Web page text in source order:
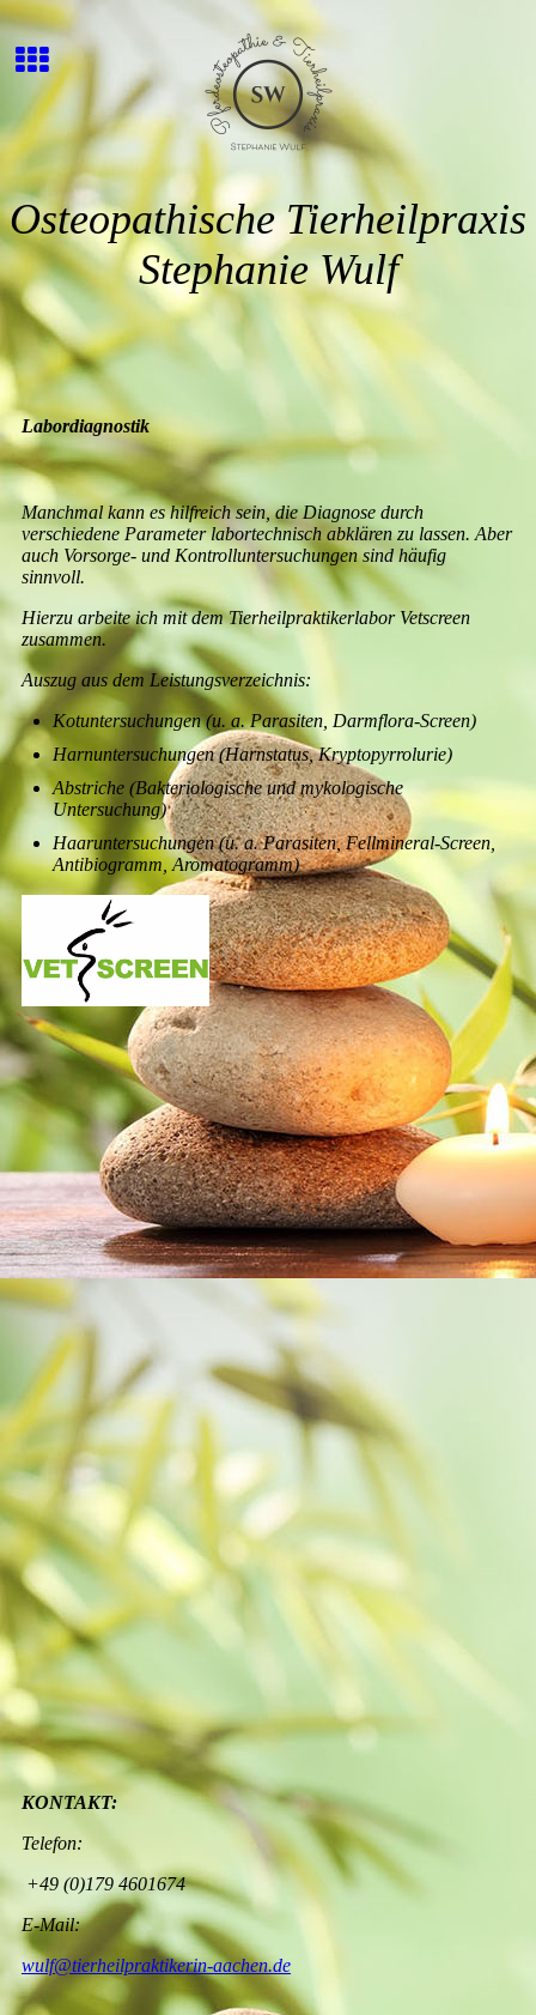
Osteopathische Tierheilpraxis
Stephanie Wulf
Labordiagnostik
Manchmal kann es hilfreich sein, die Diagnose durch
verschiedene Parameter labortechnisch abklären zu lassen. Aber
auch Vorsorge- und Kontrolluntersuchungen sind häufig
sinnvoll.
Hierzu arbeite ich mit dem Tierheilpraktikerlabor Vetscreen
zusammen.
Auszug aus dem Leistungsverzeichnis:
Kotuntersuchungen (u. a. Parasiten, Darmflora-Screen)
Harnuntersuchungen (Harnstatus, Kryptopyrrolurie)
Abstriche (Bakteriologische und mykologische
Untersuchung)
Haaruntersuchungen (u. a. Parasiten, Fellmineral-Screen,
Antibiogramm, Aromatogramm)
18222104_1456310601057317_2407547561279224121_n
KONTAKT:
Telefon:
+49 (0)179 4601674
E-Mail:
wulf@tierheilpraktikerin-aachen.de